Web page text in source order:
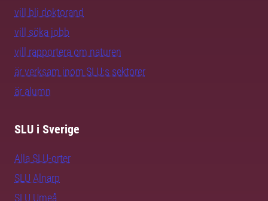
vill bli doktorand
vill söka jobb
vill rapportera om naturen
är verksam inom SLU:s sektorer
är alumn
SLU i Sverige
Alla SLU-orter
SLU Alnarp
SLU Umeå